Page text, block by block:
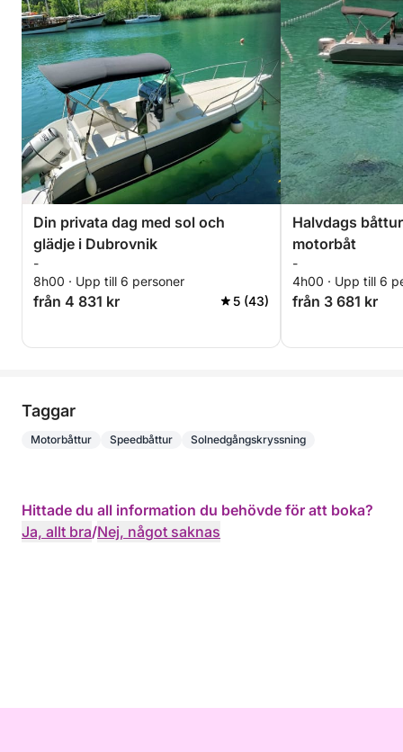
Din privata dag med sol och
glädje i Dubrovnik
-
8h00 · Upp till 6 personer
från 4 831 kr 5 (43)
Halvdags
motorbåt
-
4h00 · Upp till 6
från 3 681 kr
Taggar
Motorbåttur Speedbåttur Solnedgångskryssning
Hittade du all information du behövde för att boka?
Ja, allt bra/Nej, något saknas